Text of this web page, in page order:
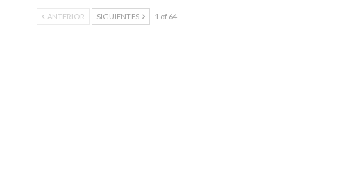
ANTERIOR SIGUIENTES 1 of 64